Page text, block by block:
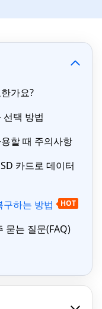
가요?
택 방법
할 때 주의사항
카드로 데이터
하는 방법
HOT
묻는 질문(FAQ)